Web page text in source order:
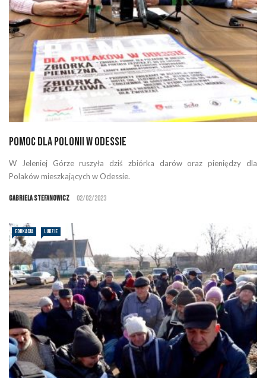
Pomoc dla Polonii w Odessie
W Jeleniej Górze ruszyła dziś zbiórka darów oraz pieniędzy dla
Polaków mieszkających w Odessie.
Gabriela Stefanowicz 02/02/2023
EDUKACJA LUDZIE